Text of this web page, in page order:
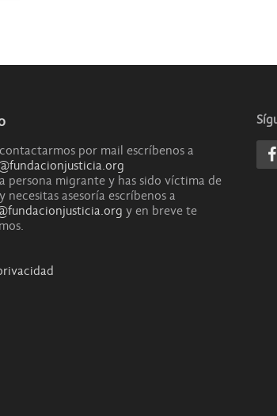
contactarmos por mail escríbenos a
persona migrante y has sido víctima de
necesitas asesoría escríbenos a
y en breve te